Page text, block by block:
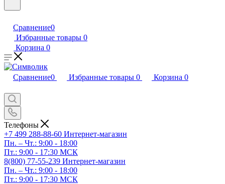
Сравнение0
Избранные товары 0
Корзина 0
Сравнение0 Избранные товары 0 Корзина 0
Телефоны
+7 499 288-88-60 Интернет-магазин
Пн. – Чт.: 9:00 - 18:00
Пт.: 9:00 - 17:30 МСК
8(800) 77-55-239 Интернет-магазин
Пн. – Чт.: 9:00 - 18:00
Пт.: 9:00 - 17:30 МСК